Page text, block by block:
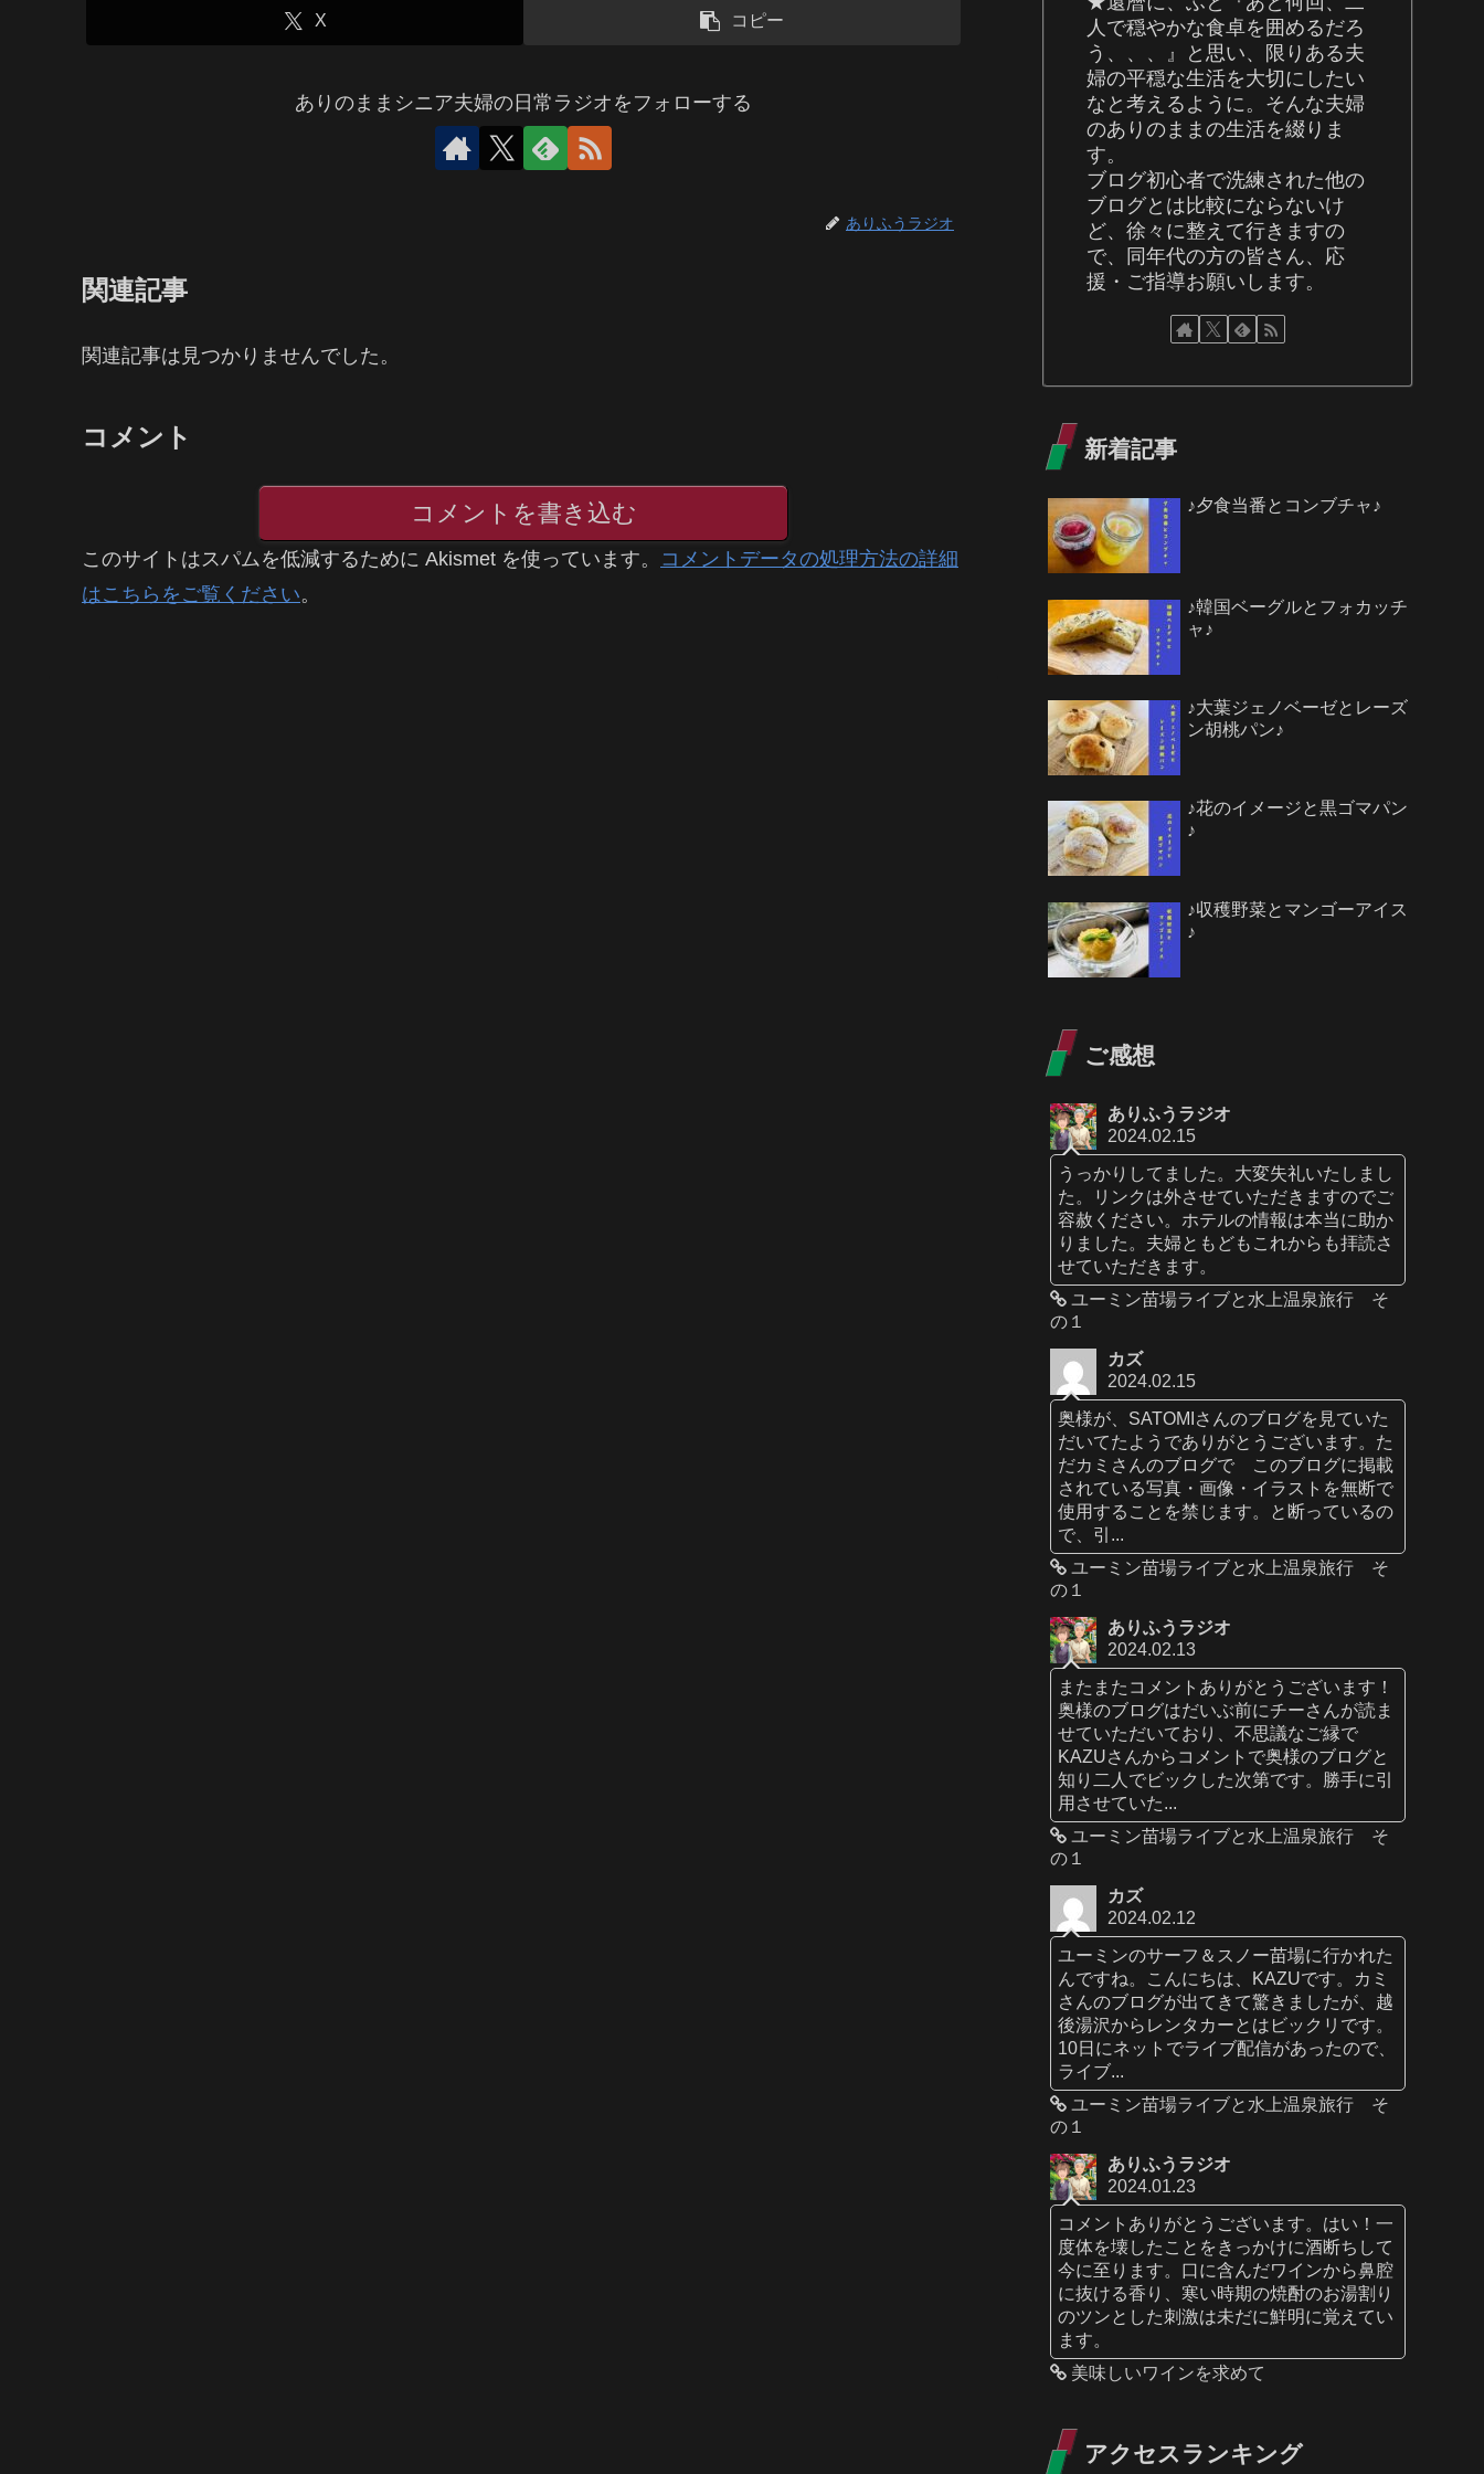
X コピー
ありのままシニア夫婦の日常ラジオをフォローする
ありふうラジオ
関連記事
関連記事は見つかりませんでした。
コメント
コメントを書き込む
このサイトはスパムを低減するために Akismet を使っています。 コメントデータの処理方法の詳細
はこちらをご覧ください。
人で穏やかな食卓を囲めるだろ
う、、、』と思い、限りある夫
婦の平穏な生活を大切にしたい
なと考えるように。そんな夫婦
のありのままの生活を綴りま
す。
ブログ初心者で洗練された他の
ブログとは比較にならないけ
ど、徐々に整えて行きますの
で、同年代の方の皆さん、応
援・ご指導お願いします。
新着記事
♪夕食当番とコンブチャ♪
♪韓国ベーグルとフォカッチ
ャ♪
♪大葉ジェノベーゼとレーズ
ン胡桃パン♪
♪花のイメージと黒ゴマパン
♪
♪収穫野菜とマンゴーアイス
♪
ご感想
ありふうラジオ
2024.02.15
うっかりしてました。大変失礼いたしまし
た。リンクは外させていただきますのでご
容赦ください。ホテルの情報は本当に助か
りました。夫婦ともどもこれからも拝読さ
せていただきます。
ユーミン苗場ライブと水上温泉旅行 そ
の１
カズ
2024.02.15
奥様が、SATOMIさんのブログを見ていた
だいてたようでありがとうございます。た
だカミさんのブログで このブログに掲載
されている写真・画像・イラストを無断で
使用することを禁じます。と断っているの
で、引...
ユーミン苗場ライブと水上温泉旅行 そ
の１
ありふうラジオ
2024.02.13
またまたコメントありがとうございます！
奥様のブログはだいぶ前にチーさんが読ま
せていただいており、不思議なご縁で
KAZUさんからコメントで奥様のブログと
知り二人でビックした次第です。勝手に引
用させていた...
ユーミン苗場ライブと水上温泉旅行 そ
の１
カズ
2024.02.12
ユーミンのサーフ＆スノー苗場に行かれた
んですね。こんにちは、KAZUです。カミ
さんのブログが出てきて驚きましたが、越
後湯沢からレンタカーとはビックリです。
10日にネットでライブ配信があったので、
ライブ...
ユーミン苗場ライブと水上温泉旅行 そ
の１
ありふうラジオ
2024.01.23
コメントありがとうございます。はい！一
度体を壊したことをきっかけに酒断ちして
今に至ります。口に含んだワインから鼻腔
に抜ける香り、寒い時期の焼酎のお湯割り
のツンとした刺激は未だに鮮明に覚えてい
ます。
美味しいワインを求めて
アクセスランキング